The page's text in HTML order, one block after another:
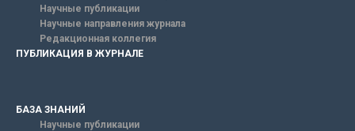
Научные публикации
Научные направления журнала
Редакционная коллегия
ПУБЛИКАЦИЯ В ЖУРНАЛЕ
БАЗА ЗНАНИЙ
Научные публикации